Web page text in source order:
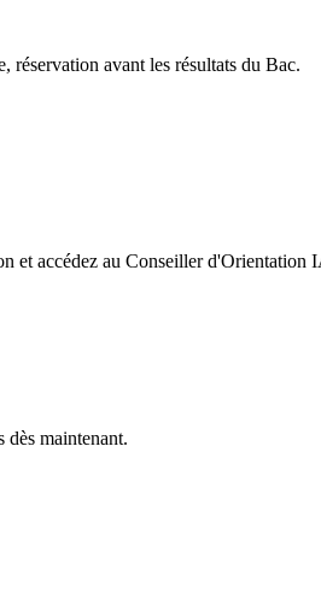
réservation avant les résultats du Bac.
et accédez au Conseiller d'Orientation
dès maintenant.